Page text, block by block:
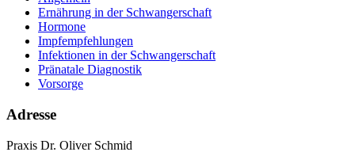
Ernährung in der Schwangerschaft
Hormone
Impfempfehlungen
Infektionen in der Schwangerschaft
Pränatale Diagnostik
Vorsorge
Adresse
Praxis Dr. Oliver Schmid